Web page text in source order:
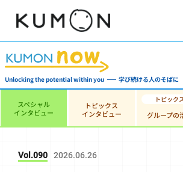
Unlocking the potential within you 学び続ける人のそばに
スペシャル
インタビュー
トピックス
インタビュー
グループの
Vol.090 2026.06.26